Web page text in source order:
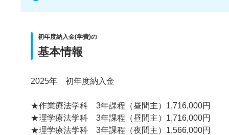
初年度納入金(学費)の
基本情報
2025年 初年度納入金
★作業療法学科 3年課程（昼間主）1,716,000円
★理学療法学科 3年課程（昼間主）1,716,000円
★理学療法学科 3年課程（夜間主）1,566,000円